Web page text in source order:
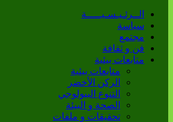
الــرئـيـسـيـــــة
سياسة
مجتمع
فن و ثقافة
متابعات بيئية
متابعات بيئية
الركن الأخضر
التنوع البيولوجي
الصحة و البيئة
تحقيقات و ملفات